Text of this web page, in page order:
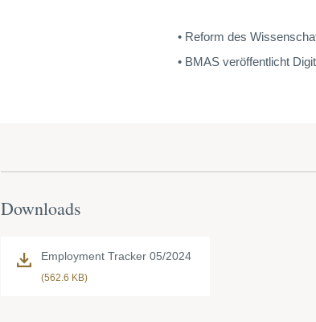
Reform des
BMAS veröffentlicht
Downloads
Employment Tracker 05/2024
(562.6 KB)